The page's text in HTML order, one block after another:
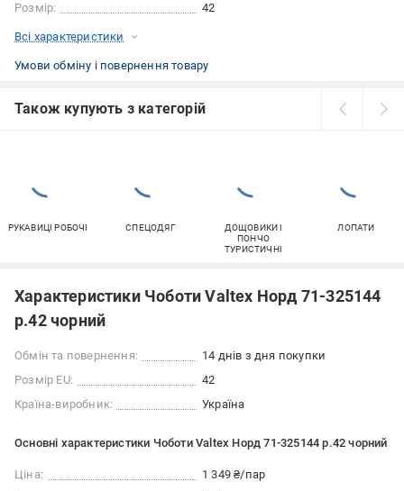
Розмір:
42
Всі характеристики
Умови обміну і повернення товару
Також купують з категорій
РУКАВИЦІ РОБОЧІ СПЕЦОДЯГ
ДОЩОВИКИ І
ПОНЧО
ТУРИСТИЧНІ
ЛОПАТИ
Характеристики Чоботи Valtex Норд 71-325144
р.42 чорний
Обмін та повернення:
14 днів з дня покупки
Розмір EU:
42
Країна-виробник:
Україна
Основні характеристики Чоботи Valtex Норд 71-325144 р.42 чорний
Ціна:
1 349 ₴/пар